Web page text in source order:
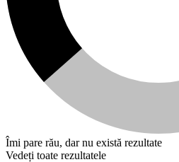
Îmi pare rău, dar nu există rezultate
Vedeți toate rezultatele